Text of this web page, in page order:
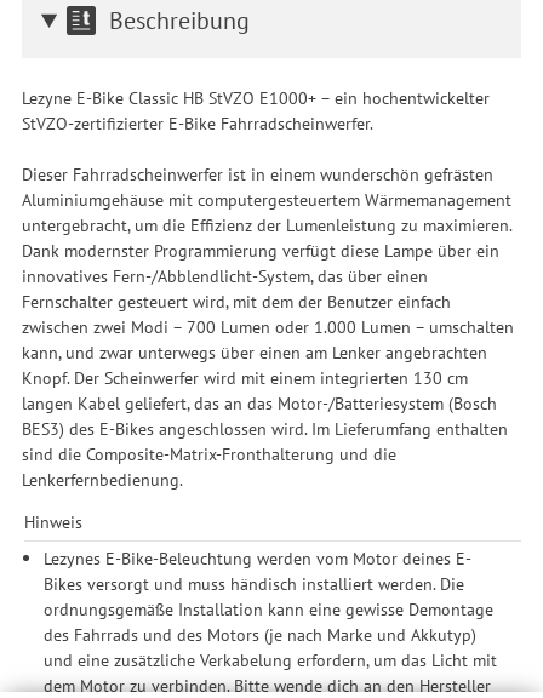
Beschreibung
Lezyne E-Bike Classic HB StVZO E1000+ – ein hochentwickelter
StVZO-zertifizierter E-Bike Fahrradscheinwerfer.
Dieser Fahrradscheinwerfer ist in einem wunderschön gefrästen
Aluminiumgehäuse mit computergesteuertem Wärmemanagement
untergebracht, um die Effizienz der Lumenleistung zu maximieren.
Dank modernster Programmierung verfügt diese Lampe über ein
innovatives Fern-/Abblendlicht-System, das über einen
Fernschalter gesteuert wird, mit dem der Benutzer einfach
zwischen zwei Modi – 700 Lumen oder 1.000 Lumen – umschalten
kann, und zwar unterwegs über einen am Lenker angebrachten
Knopf. Der Scheinwerfer wird mit einem integrierten 130 cm
langen Kabel geliefert, das an das Motor-/Batteriesystem (Bosch
BES3) des E-Bikes angeschlossen wird. Im Lieferumfang enthalten
sind die Composite-Matrix-Fronthalterung und die
Lenkerfernbedienung.
Hinweis
Lezynes E-Bike-Beleuchtung werden vom Motor deines E-
Bikes versorgt und muss händisch installiert werden. Die
ordnungsgemäße Installation kann eine gewisse Demontage
des Fahrrads und des Motors (je nach Marke und Akkutyp)
und eine zusätzliche Verkabelung erfordern, um das Licht mit
dem Motor zu verbinden. Bitte wende dich an den Hersteller